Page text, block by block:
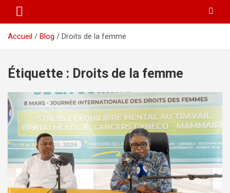
Accueil Blog Droits de la femme
Étiquette : Droits de la femme